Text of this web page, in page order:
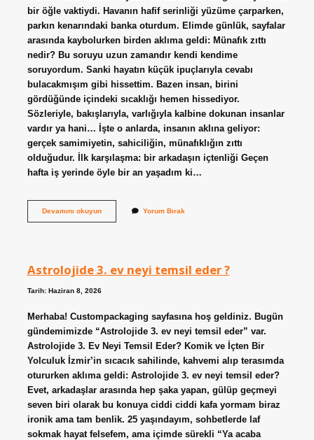
bir öğle vaktiydi. Havanın hafif serinliği yüzüme çarparken,
parkın kenarındaki banka oturdum. Elimde günlük, sayfalar
arasında kaybolurken birden aklıma geldi: Münafık zıttı
nedir? Bu soruyu uzun zamandır kendi kendime
soruyordum. Sanki hayatın küçük ipuçlarıyla cevabı
bulacakmışım gibi hissettim. Bazen insan, birini
gördüğünde içindeki sıcaklığı hemen hissediyor.
Sözleriyle, bakışlarıyla, varlığıyla kalbine dokunan insanlar
vardır ya hani… İşte o anlarda, insanın aklına geliyor:
gerçek samimiyetin, sahiciliğin, münafıklığın zıttı
olduğudur. İlk karşılaşma: bir arkadaşın içtenliği Geçen
hafta iş yerinde öyle bir an yaşadım ki…
Devamını okuyunMünafık
zıttı
Yorum Bırak
Astrolojide 3. ev neyi temsil eder ?
Tarih: Haziran 8, 2026
Merhaba! Custompackaging sayfasına hoş geldiniz. Bugün
gündemimizde “Astrolojide 3. ev neyi temsil eder” var.
Astrolojide 3. Ev Neyi Temsil Eder? Komik ve İçten Bir
Yolculuk İzmir’in sıcacık sahilinde, kahvemi alıp terasımda
otururken aklıma geldi: Astrolojide 3. ev neyi temsil eder?
Evet, arkadaşlar arasında hep şaka yapan, gülüp geçmeyi
seven biri olarak bu konuya ciddi ciddi kafa yormam biraz
ironik ama tam benlik. 25 yaşındayım, sohbetlerde laf
sokmak hayat felsefem, ama içimde sürekli “Ya acaba